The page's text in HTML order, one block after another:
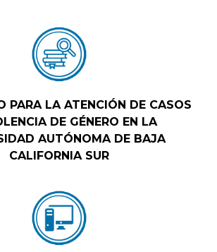
PARA LA ATENCIÓN DE CASOS
DE GÉNERO EN LA
AUTÓNOMA DE BAJA
CALIFORNIA SUR